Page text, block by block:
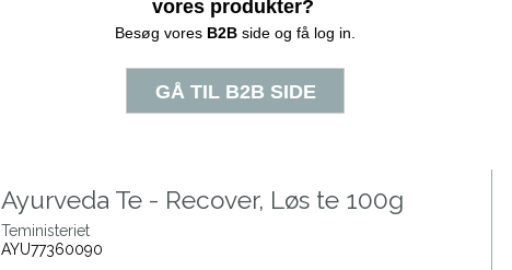
Ayurveda Te - Recover, Løs te 100g
Teministeriet
AYU77360090